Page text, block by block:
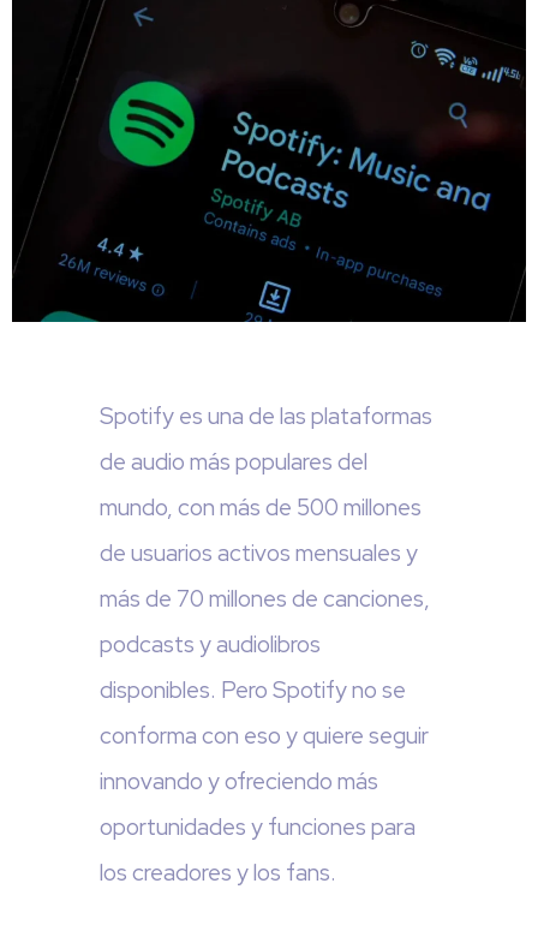
Spotify es una de las plataformas
de audio más populares del
mundo, con más de 500 millones
de usuarios activos mensuales y
más de 70 millones de canciones,
podcasts y audiolibros
disponibles. Pero Spotify no se
conforma con eso y quiere seguir
innovando y ofreciendo más
oportunidades y funciones para
los creadores y los fans.